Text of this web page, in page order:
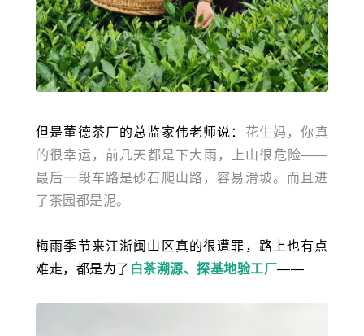
但是董德茶厂的总监家伟老师说： 花生妈，你真
的很幸运，前几天都是下大雨，上山很危险——
最后一段车路是砂石爬山路，容易滑坡。而且进
了茶园都是泥。
梅雨季节来江浙闽山区真的很遭罪，路上也有点
难走，都是为了 白茶溯源、探基地验工厂——